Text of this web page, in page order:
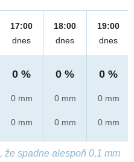
17:00
dnes
0 %
0 mm
0 mm
18:00
dnes
0 %
0 mm
0 mm
19:00
dnes
0 %
0 mm
0 mm
že spadne alespoň 0,1 mm